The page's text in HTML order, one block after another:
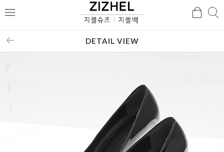
메
검
DETAIL VIEW